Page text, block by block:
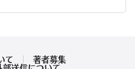
て
著者募集